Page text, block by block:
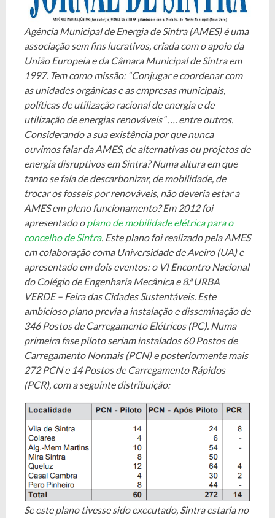
Agência Municipal de Energia de Sintra (AMES) é uma
associação sem fins lucrativos, criada com o apoio da
União Europeia e da Câmara Municipal de Sintra em
1997. Tem como missão: “Conjugar e coordenar com
as unidades orgânicas e as empresas municipais,
políticas de utilização racional de energia e de
utilização de energias renováveis” …. entre outros.
Considerando a sua existência por que nunca
ouvimos falar da AMES, de alternativas ou projetos de
energia disruptivos em Sintra? Numa altura em que
tanto se fala de descarbonizar, de mobilidade, de
trocar os fosseis por renováveis, não deveria estar a
AMES em pleno funcionamento? Em 2012 foi
apresentado oplano de mobilidade elétrica para o
concelho de Sintra. Este plano foi realizado pela AMES
em colaboração coma Universidade de Aveiro (UA) e
apresentado em dois eventos: o VI Encontro Nacional
do Colégio de Engenharia Mecânica e 8.ª URBA
VERDE – Feira das Cidades Sustentáveis. Este
ambicioso plano previa a instalação e disseminação de
346 Postos de Carregamento Elétricos (PC). Numa
primeira fase piloto seriam instalados 60 Postos de
Carregamento Normais (PCN) e posteriormente mais
272 PCN e 14 Postos de Carregamento Rápidos
(PCR), com a seguinte distribuição:
Se este plano tivesse sido executado, Sintra estaria no